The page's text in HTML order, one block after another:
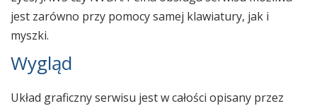
jest zarówno przy pomocy samej klawiatury, jak i
myszki.
Wygląd
Układ graficzny serwisu jest w całości opisany przez